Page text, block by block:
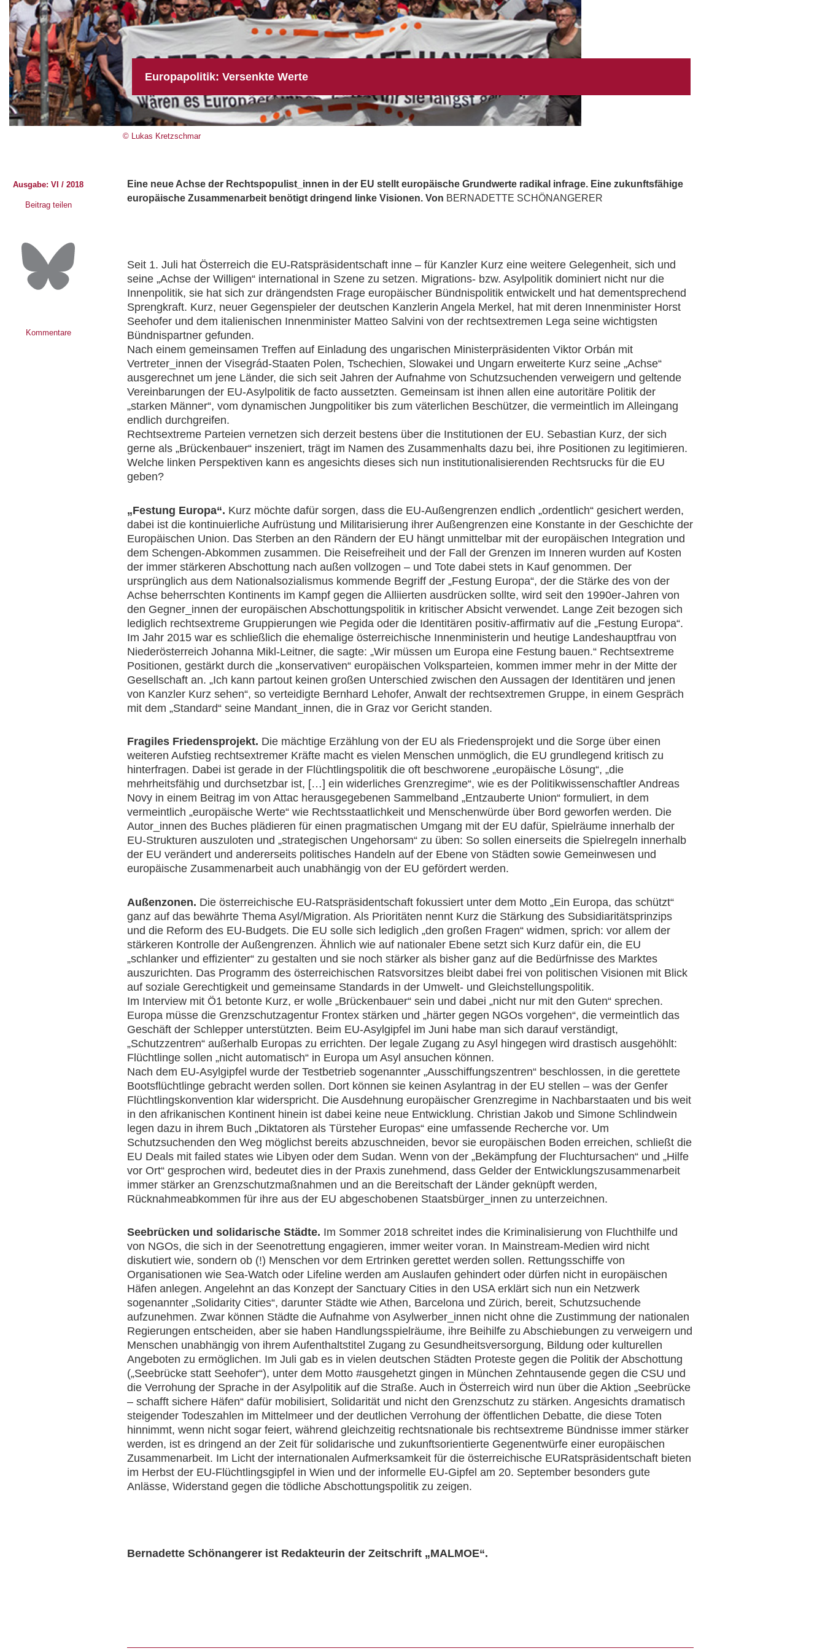
Europapolitik: Versenkte Werte
© Lukas Kretzschmar
Ausgabe: VI / 2018
Beitrag teilen
Kommentare
Eine neue Achse der Rechtspopulist_innen in der EU stellt europäische Grundwerte radikal infrage. Eine zukunftsfähige
europäische Zusammenarbeit benötigt dringend linke Visionen. Von BERNADETTE SCHÖNANGERER
Seit 1. Juli hat Österreich die EU-Ratspräsidentschaft inne – für Kanzler Kurz eine weitere Gelegenheit, sich und
seine „Achse der Willigen“ international in Szene zu setzen. Migrations- bzw. Asylpolitik dominiert nicht nur die
Innenpolitik, sie hat sich zur drängendsten Frage europäischer Bündnispolitik entwickelt und hat dementsprechend
Sprengkraft. Kurz, neuer Gegenspieler der deutschen Kanzlerin Angela Merkel, hat mit deren Innenminister Horst
Seehofer und dem italienischen Innenminister Matteo Salvini von der rechtsextremen Lega seine wichtigsten
Bündnispartner gefunden.
Nach einem gemeinsamen Treffen auf Einladung des ungarischen Ministerpräsidenten Viktor Orbán mit
Vertreter_innen der Visegrád-Staaten Polen, Tschechien, Slowakei und Ungarn erweiterte Kurz seine „Achse“
ausgerechnet um jene Länder, die sich seit Jahren der Aufnahme von Schutzsuchenden verweigern und geltende
Vereinbarungen der EU-Asylpolitik de facto aussetzten. Gemeinsam ist ihnen allen eine autoritäre Politik der
„starken Männer“, vom dynamischen Jungpolitiker bis zum väterlichen Beschützer, die vermeintlich im Alleingang
endlich durchgreifen.
Rechtsextreme Parteien vernetzen sich derzeit bestens über die Institutionen der EU. Sebastian Kurz, der sich
gerne als „Brückenbauer“ inszeniert, trägt im Namen des Zusammenhalts dazu bei, ihre Positionen zu legitimieren.
Welche linken Perspektiven kann es angesichts dieses sich nun institutionalisierenden Rechtsrucks für die EU
geben?
„Festung Europa“. Kurz möchte dafür sorgen, dass die EU-Außengrenzen endlich „ordentlich“ gesichert werden,
dabei ist die kontinuierliche Aufrüstung und Militarisierung ihrer Außengrenzen eine Konstante in der Geschichte der
Europäischen Union. Das Sterben an den Rändern der EU hängt unmittelbar mit der europäischen Integration und
dem Schengen-Abkommen zusammen. Die Reisefreiheit und der Fall der Grenzen im Inneren wurden auf Kosten
der immer stärkeren Abschottung nach außen vollzogen – und Tote dabei stets in Kauf genommen. Der
ursprünglich aus dem Nationalsozialismus kommende Begriff der „Festung Europa“, der die Stärke des von der
Achse beherrschten Kontinents im Kampf gegen die Alliierten ausdrücken sollte, wird seit den 1990er-Jahren von
den Gegner_innen der europäischen Abschottungspolitik in kritischer Absicht verwendet. Lange Zeit bezogen sich
lediglich rechtsextreme Gruppierungen wie Pegida oder die Identitären positiv-affirmativ auf die „Festung Europa“.
Im Jahr 2015 war es schließlich die ehemalige österreichische Innenministerin und heutige Landeshauptfrau von
Niederösterreich Johanna Mikl-Leitner, die sagte: „Wir müssen um Europa eine Festung bauen.“ Rechtsextreme
Positionen, gestärkt durch die „konservativen“ europäischen Volksparteien, kommen immer mehr in der Mitte der
Gesellschaft an. „Ich kann partout keinen großen Unterschied zwischen den Aussagen der Identitären und jenen
von Kanzler Kurz sehen“, so verteidigte Bernhard Lehofer, Anwalt der rechtsextremen Gruppe, in einem Gespräch
mit dem „Standard“ seine Mandant_innen, die in Graz vor Gericht standen.
Fragiles Friedensprojekt. Die mächtige Erzählung von der EU als Friedensprojekt und die Sorge über einen
weiteren Aufstieg rechtsextremer Kräfte macht es vielen Menschen unmöglich, die EU grundlegend kritisch zu
hinterfragen. Dabei ist gerade in der Flüchtlingspolitik die oft beschworene „europäische Lösung“, „die
mehrheitsfähig und durchsetzbar ist, […] ein widerliches Grenzregime“, wie es der Politikwissenschaftler Andreas
Novy in einem Beitrag im von Attac herausgegebenen Sammelband „Entzauberte Union“ formuliert, in dem
vermeintlich „europäische Werte“ wie Rechtsstaatlichkeit und Menschenwürde über Bord geworfen werden. Die
Autor_innen des Buches plädieren für einen pragmatischen Umgang mit der EU dafür, Spielräume innerhalb der
EU-Strukturen auszuloten und „strategischen Ungehorsam“ zu üben: So sollen einerseits die Spielregeln innerhalb
der EU verändert und andererseits politisches Handeln auf der Ebene von Städten sowie Gemeinwesen und
europäische Zusammenarbeit auch unabhängig von der EU gefördert werden.
Außenzonen. Die österreichische EU-Ratspräsidentschaft fokussiert unter dem Motto „Ein Europa, das schützt“
ganz auf das bewährte Thema Asyl/Migration. Als Prioritäten nennt Kurz die Stärkung des Subsidiaritätsprinzips
und die Reform des EU-Budgets. Die EU solle sich lediglich „den großen Fragen“ widmen, sprich: vor allem der
stärkeren Kontrolle der Außengrenzen. Ähnlich wie auf nationaler Ebene setzt sich Kurz dafür ein, die EU
„schlanker und effizienter“ zu gestalten und sie noch stärker als bisher ganz auf die Bedürfnisse des Marktes
auszurichten. Das Programm des österreichischen Ratsvorsitzes bleibt dabei frei von politischen Visionen mit Blick
auf soziale Gerechtigkeit und gemeinsame Standards in der Umwelt- und Gleichstellungspolitik.
Im Interview mit Ö1 betonte Kurz, er wolle „Brückenbauer“ sein und dabei „nicht nur mit den Guten“ sprechen.
Europa müsse die Grenzschutzagentur Frontex stärken und „härter gegen NGOs vorgehen“, die vermeintlich das
Geschäft der Schlepper unterstützten. Beim EU-Asylgipfel im Juni habe man sich darauf verständigt,
„Schutzzentren“ außerhalb Europas zu errichten. Der legale Zugang zu Asyl hingegen wird drastisch ausgehöhlt:
Flüchtlinge sollen „nicht automatisch“ in Europa um Asyl ansuchen können.
Nach dem EU-Asylgipfel wurde der Testbetrieb sogenannter „Ausschiffungszentren“ beschlossen, in die gerettete
Bootsflüchtlinge gebracht werden sollen. Dort können sie keinen Asylantrag in der EU stellen – was der Genfer
Flüchtlingskonvention klar widerspricht. Die Ausdehnung europäischer Grenzregime in Nachbarstaaten und bis weit
in den afrikanischen Kontinent hinein ist dabei keine neue Entwicklung. Christian Jakob und Simone Schlindwein
legen dazu in ihrem Buch „Diktatoren als Türsteher Europas“ eine umfassende Recherche vor. Um
Schutzsuchenden den Weg möglichst bereits abzuschneiden, bevor sie europäischen Boden erreichen, schließt die
EU Deals mit failed states wie Libyen oder dem Sudan. Wenn von der „Bekämpfung der Fluchtursachen“ und „Hilfe
vor Ort“ gesprochen wird, bedeutet dies in der Praxis zunehmend, dass Gelder der Entwicklungszusammenarbeit
immer stärker an Grenzschutzmaßnahmen und an die Bereitschaft der Länder geknüpft werden,
Rücknahmeabkommen für ihre aus der EU abgeschobenen Staatsbürger_innen zu unterzeichnen.
Seebrücken und solidarische Städte. Im Sommer 2018 schreitet indes die Kriminalisierung von Fluchthilfe und
von NGOs, die sich in der Seenotrettung engagieren, immer weiter voran. In Mainstream-Medien wird nicht
diskutiert wie, sondern ob (!) Menschen vor dem Ertrinken gerettet werden sollen. Rettungsschiffe von
Organisationen wie Sea-Watch oder Lifeline werden am Auslaufen gehindert oder dürfen nicht in europäischen
Häfen anlegen. Angelehnt an das Konzept der Sanctuary Cities in den USA erklärt sich nun ein Netzwerk
sogenannter „Solidarity Cities“, darunter Städte wie Athen, Barcelona und Zürich, bereit, Schutzsuchende
aufzunehmen. Zwar können Städte die Aufnahme von Asylwerber_innen nicht ohne die Zustimmung der nationalen
Regierungen entscheiden, aber sie haben Handlungsspielräume, ihre Beihilfe zu Abschiebungen zu verweigern und
Menschen unabhängig von ihrem Aufenthaltstitel Zugang zu Gesundheitsversorgung, Bildung oder kulturellen
Angeboten zu ermöglichen. Im Juli gab es in vielen deutschen Städten Proteste gegen die Politik der Abschottung
(„Seebrücke statt Seehofer“), unter dem Motto #ausgehetzt gingen in München Zehntausende gegen die CSU und
die Verrohung der Sprache in der Asylpolitik auf die Straße. Auch in Österreich wird nun über die Aktion „Seebrücke
– schafft sichere Häfen“ dafür mobilisiert, Solidarität und nicht den Grenzschutz zu stärken. Angesichts dramatisch
steigender Todeszahlen im Mittelmeer und der deutlichen Verrohung der öffentlichen Debatte, die diese Toten
hinnimmt, wenn nicht sogar feiert, während gleichzeitig rechtsnationale bis rechtsextreme Bündnisse immer stärker
werden, ist es dringend an der Zeit für solidarische und zukunftsorientierte Gegenentwürfe einer europäischen
Zusammenarbeit. Im Licht der internationalen Aufmerksamkeit für die österreichische EURatspräsidentschaft bieten
im Herbst der EU-Flüchtlingsgipfel in Wien und der informelle EU-Gipfel am 20. September besonders gute
Anlässe, Widerstand gegen die tödliche Abschottungspolitik zu zeigen.
Bernadette Schönangerer ist Redakteurin der Zeitschrift „MALMOE“.